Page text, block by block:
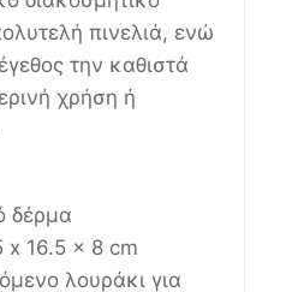
πινελιά, ενώ
την καθιστά
χρήση ή
δέρμα
x 16.5 x 8 cm
λουράκι για